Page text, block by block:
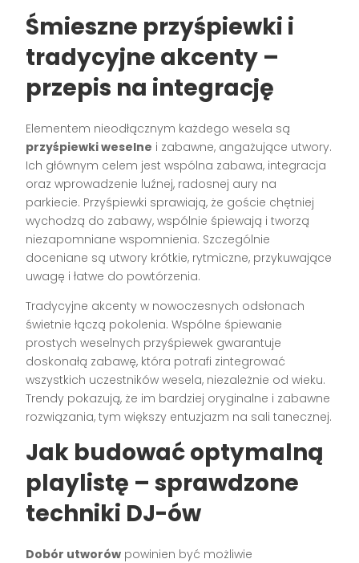
Śmieszne przyśpiewki i
tradycyjne akcenty –
przepis na integrację
Elementem nieodłącznym każdego wesela są
przyśpiewki weselne i zabawne, angażujące utwory.
Ich głównym celem jest wspólna zabawa, integracja
oraz wprowadzenie luźnej, radosnej aury na
parkiecie. Przyśpiewki sprawiają, że goście chętniej
wychodzą do zabawy, wspólnie śpiewają i tworzą
niezapomniane wspomnienia. Szczególnie
doceniane są utwory krótkie, rytmiczne, przykuwające
uwagę i łatwe do powtórzenia.
Tradycyjne akcenty w nowoczesnych odsłonach
świetnie łączą pokolenia. Wspólne śpiewanie
prostych weselnych przyśpiewek gwarantuje
doskonałą zabawę, która potrafi zintegrować
wszystkich uczestników wesela, niezależnie od wieku.
Trendy pokazują, że im bardziej oryginalne i zabawne
rozwiązania, tym większy entuzjazm na sali tanecznej.
Jak budować optymalną
playlistę – sprawdzone
techniki DJ-ów
Dobór utworów powinien być możliwie